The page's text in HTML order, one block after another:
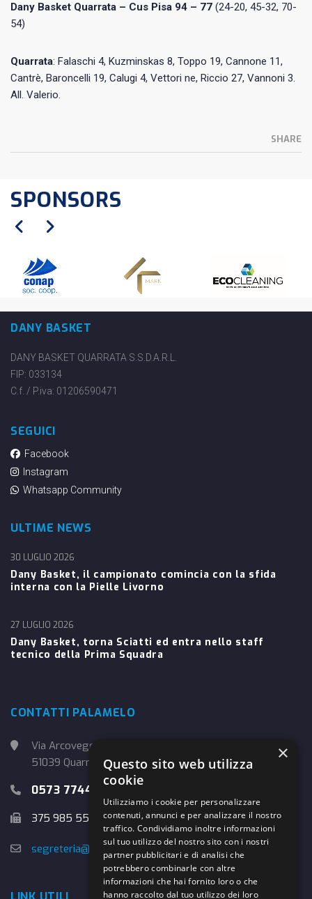
Dany Basket Quarrata – Cus Pisa 94 – 77 (24-20, 45-32, 70-
54)
Quarrata: Falaschi 4, Kuzminskas 8, Toppo 19, Cannone 11,
Cantrè, Baroncelli 19, Calugi 4, Vettori ne, Riccio 27, Vannoni 3.
All. Valerio.
SHARE
SPONSORS
DANY BASKET
DANY BASKET QUARRATA S.S.D.A.R.L.
FIP: 033134
C.f. / P.iva: 01206590471
SEGUICI
Facebook
Instagram
Whatsapp Community
ULTIME NEWS
Dany Basket, il campionato comincia con la sfida
interna con la Pielle Livorno
30 LUGLIO 2026
Dany Basket, torna Sciatti ed entra nello staff
tecnico della Prima Squadra
27 LUGLIO 2026
CONTATTI PALAMELO
Via Arcoveggio, 4
51039 Quarrata (PT)
0573 774457
375 985 5526
segreteria@danybasket.it
×
Questo sito web utilizza
cookie
Utilizziamo i cookie per personalizzare
contenuti, annunci e per analizzare il nostro
traffico. Condividiamo inoltre informazioni
sul tuo utilizzo del nostro sito con i nostri
partner pubblicitari e di analisi che
potrebbero combinarle con altre
informazioni che hai fornito loro o che
hanno raccolto dal tuo utilizzo dei loro